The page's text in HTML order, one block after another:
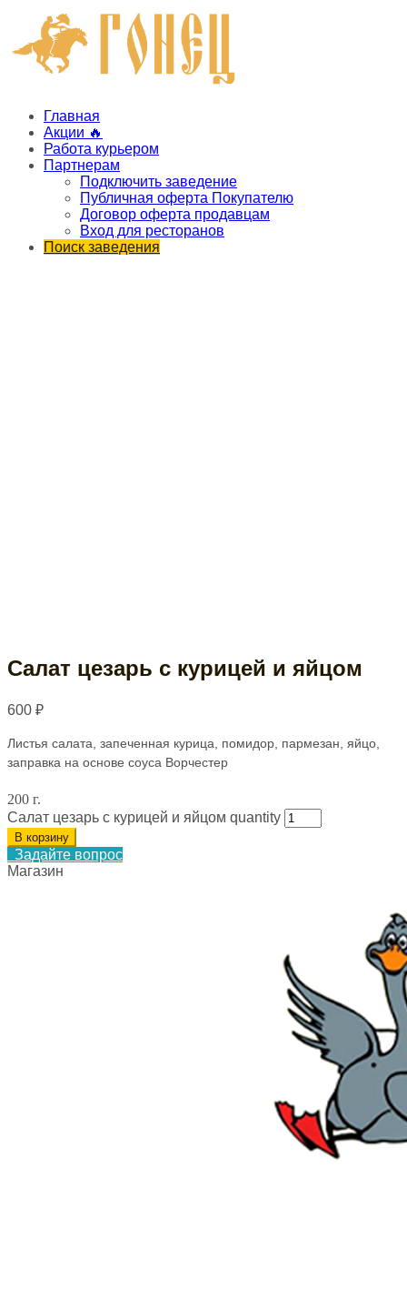
Главная
Акции 🔥
Работа курьером
Партнерам
Подключить заведение
Публичная оферта Покупателю
Договор оферта продавцам
Вход для ресторанов
Поиск заведения
Салат цезарь с курицей и яйцом
600 ₽
Листья салата, запеченная курица, помидор, пармезан, яйцо,
заправка на основе соуса Ворчестер
200 г.
Салат цезарь с курицей и яйцом quantity
В корзину
Задайте вопрос
Магазин